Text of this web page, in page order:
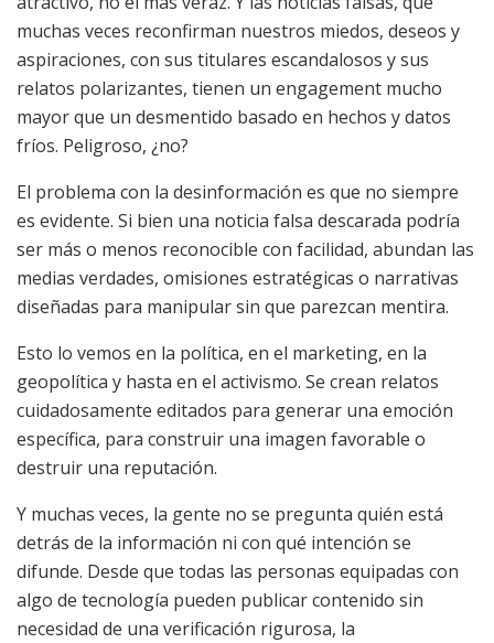
muchas veces reconfirman nuestros miedos, deseos y
aspiraciones, con sus titulares escandalosos y sus
relatos polarizantes, tienen un engagement mucho
mayor que un desmentido basado en hechos y datos
fríos. Peligroso, ¿no?
El problema con la desinformación es que no siempre
es evidente. Si bien una noticia falsa descarada podría
ser más o menos reconocible con facilidad, abundan las
medias verdades, omisiones estratégicas o narrativas
diseñadas para manipular sin que parezcan mentira.
Esto lo vemos en la política, en el marketing, en la
geopolítica y hasta en el activismo. Se crean relatos
cuidadosamente editados para generar una emoción
específica, para construir una imagen favorable o
destruir una reputación.
Y muchas veces, la gente no se pregunta quién está
detrás de la información ni con qué intención se
difunde. Desde que todas las personas equipadas con
algo de tecnología pueden publicar contenido sin
necesidad de una verificación rigurosa, la